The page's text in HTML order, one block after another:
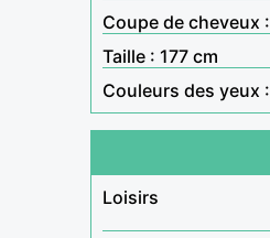
Coupe de cheveux :
Taille : 177 cm
Couleurs des yeux :
Loisirs